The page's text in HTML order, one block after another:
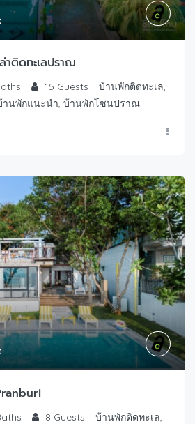
ติดทะเลปราณ
15 Guests
บ้านพักติดทะเล,
านพักแนะนำ, บ้านพักโซนปราณ
8 Guests
บ้านพักติดทะเล,